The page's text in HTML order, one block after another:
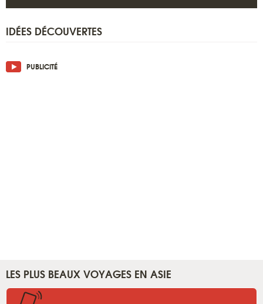
IDÉES DÉCOUVERTES
PUBLICITÉ
LES PLUS BEAUX VOYAGES EN ASIE